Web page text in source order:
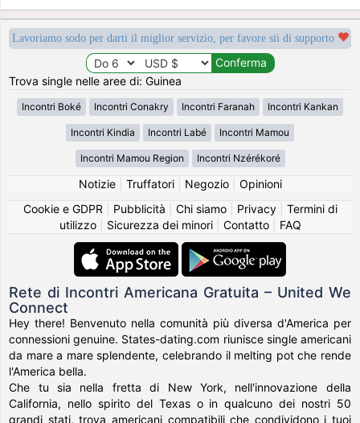
Lavoriamo sodo per darti il miglior servizio, per favore sii di supporto
Trova single nelle aree di: Guinea
Incontri Boké Incontri Conakry Incontri Faranah Incontri Kankan
Incontri Kindia Incontri Labé Incontri Mamou
Incontri Mamou Region Incontri Nzérékoré
Notizie| Truffatori| Negozio| Opinioni
Cookie e GDPR
Pubblicità Chi siamo| Privacy| Termini di
utilizzo| Sicurezza dei minori| Contatto| FAQ
Rete di Incontri Americana Gratuita – United We
Connect
Hey there! Benvenuto nella comunità più diversa d'America per
connessioni genuine. States-dating.com riunisce single americani
da mare a mare splendente, celebrando il melting pot che rende
l'America bella.
Che tu sia nella fretta di New York, nell'innovazione della
California, nello spirito del Texas o in qualcuno dei nostri 50
grandi stati, trova americani compatibili che condividono i tuoi